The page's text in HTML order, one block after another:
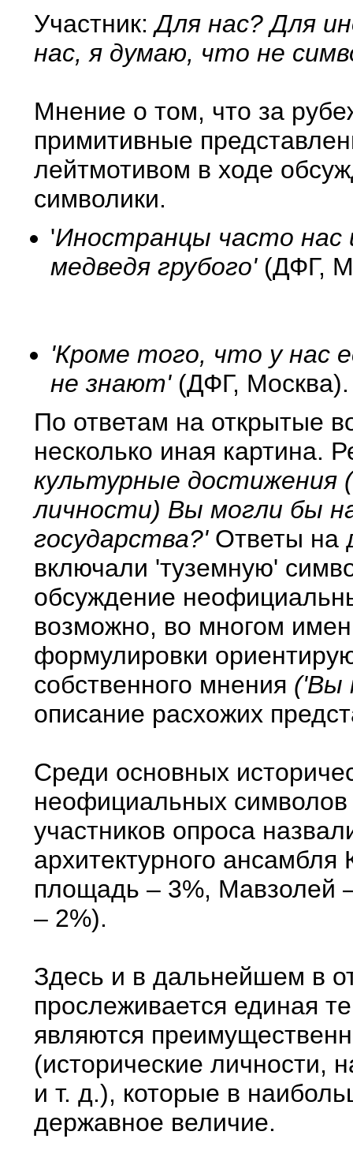
Участник: Для нас? Для
нас, я думаю, что не
Мнение о том, что за
примитивные
лейтмотивом в ходе
символики.
'Иностранцы часто нас
медведя грубого'(ДФГ,
'Кроме того, что у нас
не знают'(ДФГ, Москва).
По ответам на открытые
несколько иная картина.
культурные достижения
личности) Вы могли бы
государства?'Ответы на
включали 'туземную'
обсуждение
возможно, во многом
формулировки
собственного мнения ('Вы
описание расхожих
Среди основных
неофициальных символов
участников опроса
архитектурного
площадь – 3%, Мавзолей
– 2%).
Здесь и в дальнейшем в
прослеживается единая
являются
(исторические личности,
и т. д.), которые в
державное величие.